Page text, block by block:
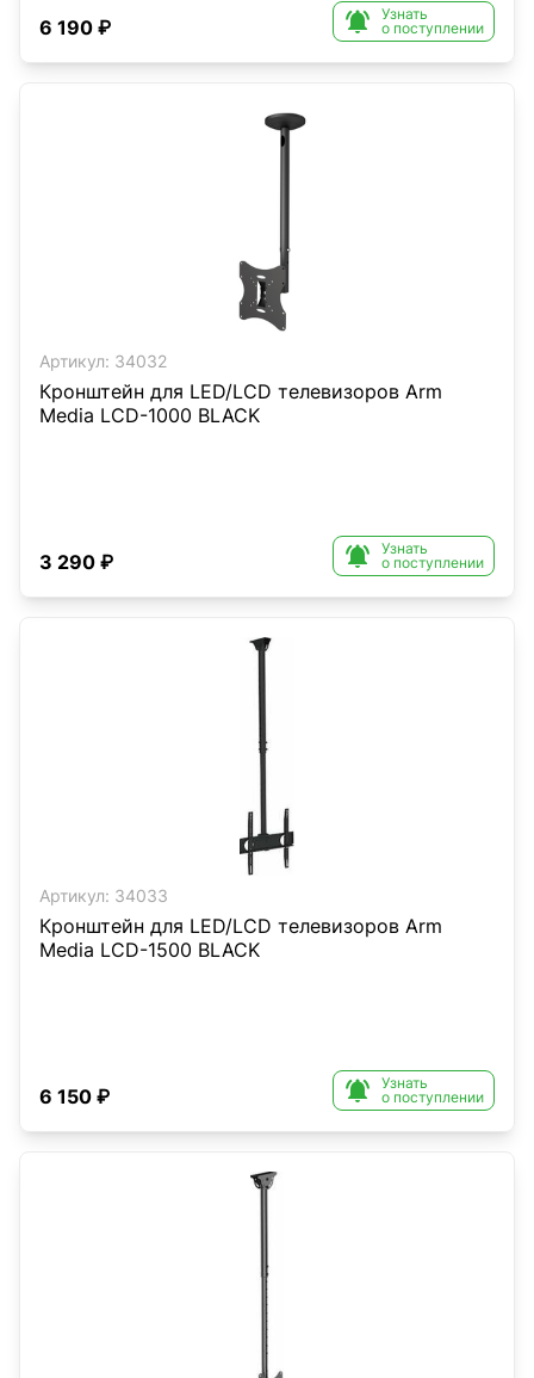
6 190 ₽ 
Узнать
о поступлении
Артикул: 34032
Кронштейн для LED/LCD телевизоров Arm
Media LCD-1000 BLACK
3 290 ₽ 
Узнать
о поступлении
Артикул: 34033
Кронштейн для LED/LCD телевизоров Arm
Media LCD-1500 BLACK
6 150 ₽ 
Узнать
о поступлении